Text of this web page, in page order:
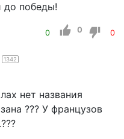
до победы!
0 0 0
1342
нет названия
??? У французов